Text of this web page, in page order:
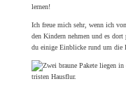
lernen!
Ich freue mich sehr, wenn ich
den Kindern nehmen und es
du einige Einblicke rund um die